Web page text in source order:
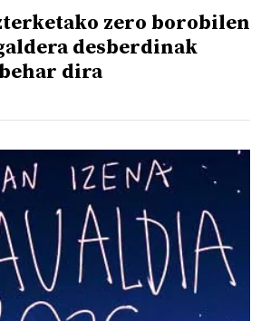
zero borobilen
desberdinak
dira